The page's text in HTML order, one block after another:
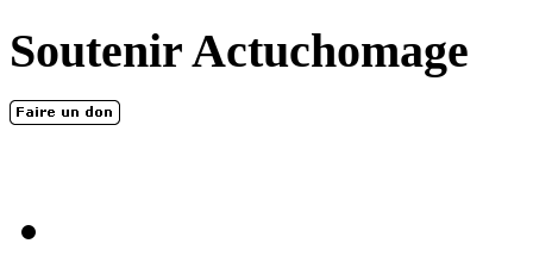
Soutenir Actuchomage